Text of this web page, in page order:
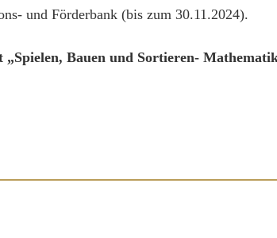
und Förderbank (bis zum 30.11.2024).
Bauen und Sortieren-